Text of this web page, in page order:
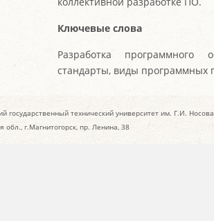
Ключевые слова
Разработка программного
стандарты, виды программных
государственный технический университет им. Г.И.
обл., г.Магнитогорск, пр. Ленина, 38